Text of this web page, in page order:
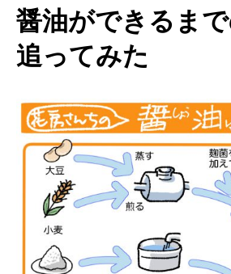
醤油ができるま
追ってみた